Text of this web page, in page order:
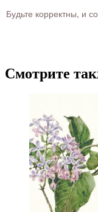
Будьте корректны, и
Смотрите